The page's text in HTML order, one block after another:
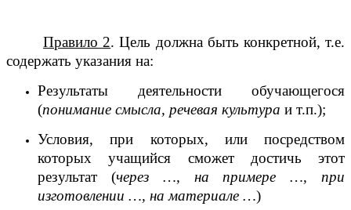
Правило 2. Цель должна быть конкретной, т.е.
содержать указания на:
Результаты деятельности обучающегося
(понимание смысла, речевая культура и т.п.);
Условия, при которых, или посредством
которых учащийся сможет достичь этот
результат (через …, на примере …, при
изготовлении …, на материале …)